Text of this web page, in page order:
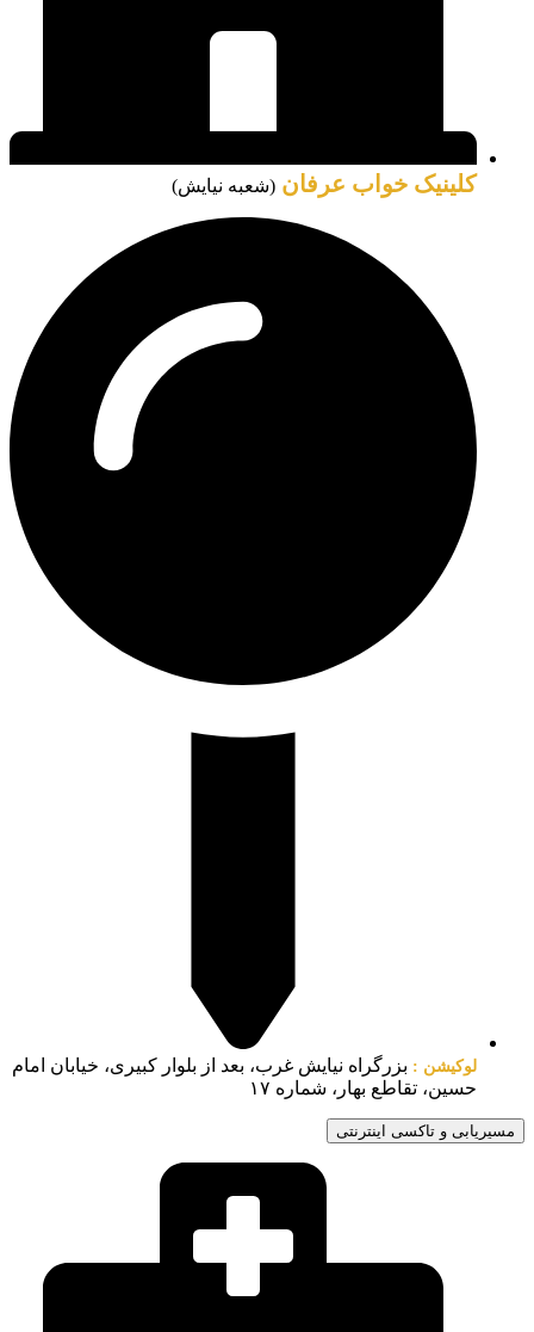
کلینیک خواب عرفان (شعبه نیایش)
لوکیشن : بزرگراه نیایش غرب، بعد از بلوار کبیری، خیابان امام
حسین، تقاطع بهار، شماره ۱۷
مسیریابی و تاکسی اینترنتی